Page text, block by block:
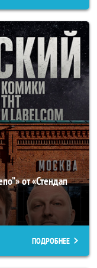
от «Стендап
ПОДРОБНЕЕ